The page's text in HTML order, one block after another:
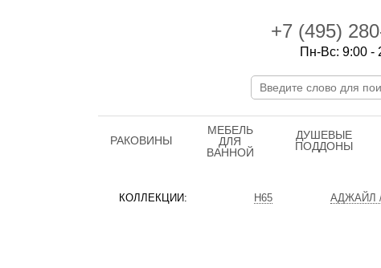
+7 (495)
Пн-Вс: 9:00 -
РАКОВИНЫ
МЕБЕЛЬ
ДЛЯ
ВАННОЙ
ДУШЕВЫЕ
ПОДДОНЫ
КОЛЛЕКЦИИ: H65 АДЖАЙЛ /